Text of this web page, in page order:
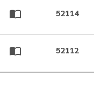
import_contacts 52114
import_contacts 52112